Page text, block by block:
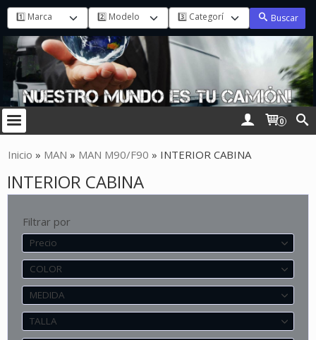
Buscar
0
Inicio » MAN » MAN M90/F90 » INTERIOR CABINA
INTERIOR CABINA
Filtrar por
Precio
COLOR
MEDIDA
TALLA